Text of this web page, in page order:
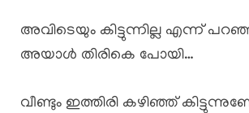
അവിടെയും കിട്ടുന്നില്ല എന്ന്
അയാൾ തിരികെ പോയി…
വീണ്ടും ഇത്തിരി കഴിഞ്ഞ്